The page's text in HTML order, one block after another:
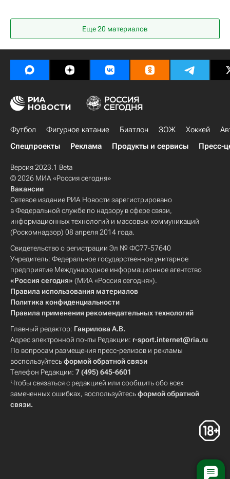
Еще20 материалов
Футбол Фигурное катание Биатлон ЗОЖ Хоккей
Спецпроекты
Реклама Продукты и сервисы Пресс-
Версия 2023.1 Beta
© 2026 МИА «Россия сегодня»
Вакансии
Сетевое издание РИА Новости зарегистрировано
в Федеральной службе по надзору в сфере связи,
информационных технологий и массовых коммуникаций
(Роскомнадзор) 08 апреля 2014 года.
Свидетельство о регистрации Эл № ФС77-57640
Учредитель: Федеральное государственное унитарное
предприятие Международное информационное агентство
«Россия сегодня» (МИА «Россия сегодня»).
Правила использования материалов
Политика конфиденциальности
Правила применения рекомендательных технологий
Главный редактор: Гаврилова А.В.
Адрес электронной почты Редакции: r-sport.internet@ria.ru
По вопросам размещения пресс-релизов и рекламы
воспользуйтесьформой обратной связи
Телефон Редакции: 7 (495) 645-6601
Чтобы связаться с редакцией или сообщить обо всех
замеченных ошибках, воспользуйтесьформой обратной
связи.